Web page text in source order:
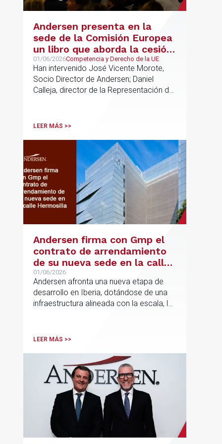
Andersen presenta en la
sede de la Comisión Europea
un libro que aborda la cesión
de soberanía y la primacía
del Derecho de la UE en las
constituciones europeas
01/06/2026Competencia y Derecho de la UE
Han intervenido José Vicente Morote,
Socio Director de Andersen; Daniel
Calleja, director de la Representación de
jurídico y académico
LEER MÁS >>
Andersen firma con Gmp el
contrato de arrendamiento
de su nueva sede en la calle
Hermosilla
01/06/2026
Andersen afronta una nueva etapa de
desarrollo en Iberia, dotándose de una
infraestructura alineada con la escala, la
LEER MÁS >>